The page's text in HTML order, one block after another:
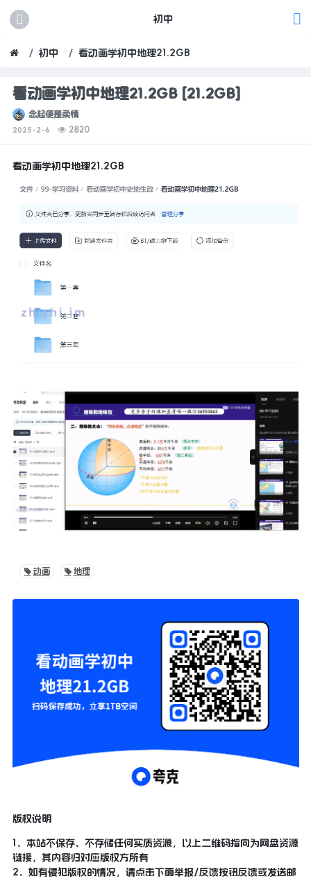
初中
初中 看动画学初中地理21.2GB
看动画学初中地理21.2GB [21.2GB]
念起便是柔情
2025-2-6 2820
看动画学初中地理21.2GB
动画 地理
版权说明
1、本站不保存、不存储任何实质资源，以上二维码指向为网盘资源
链接，其内容归对应版权方所有
2、如有侵犯版权的情况，请点击下面举报/反馈按钮反馈或发送邮